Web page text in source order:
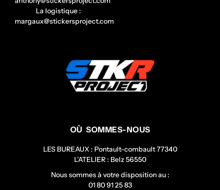
La logistique :
margaux@stickersproject.com
OÙ SOMMES-NOUS
LES BUREAUX : Pontault-combault 77340
L’ATELIER : Belz 56550
Nous sommes à votre disposition au :
01 80 91 25 83